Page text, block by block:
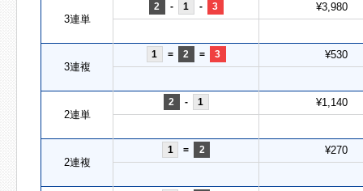
3連単
2 - 1 - 3 ¥3,980
3連複
1 = 2 = 3 ¥530
2連単
2 - 1 ¥1,140
2連複
1 = 2 ¥270